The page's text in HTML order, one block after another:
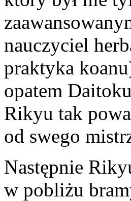
nauczyciel
praktyka
opatem
Rikyu tak
od swego
Następnie
w pobliżu